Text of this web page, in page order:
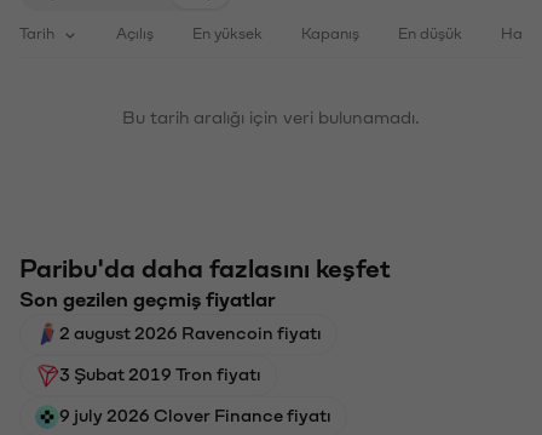
Tarih Açılış En yüksek Kapanış En düşük
Bu tarih aralığı için veri bulunamadı.
Paribu'da daha fazlasını keşfet
Son gezilen geçmiş fiyatlar
2 august 2026 Ravencoin fiyatı
3 Şubat 2019 Tron fiyatı
9 july 2026 Clover Finance fiyatı